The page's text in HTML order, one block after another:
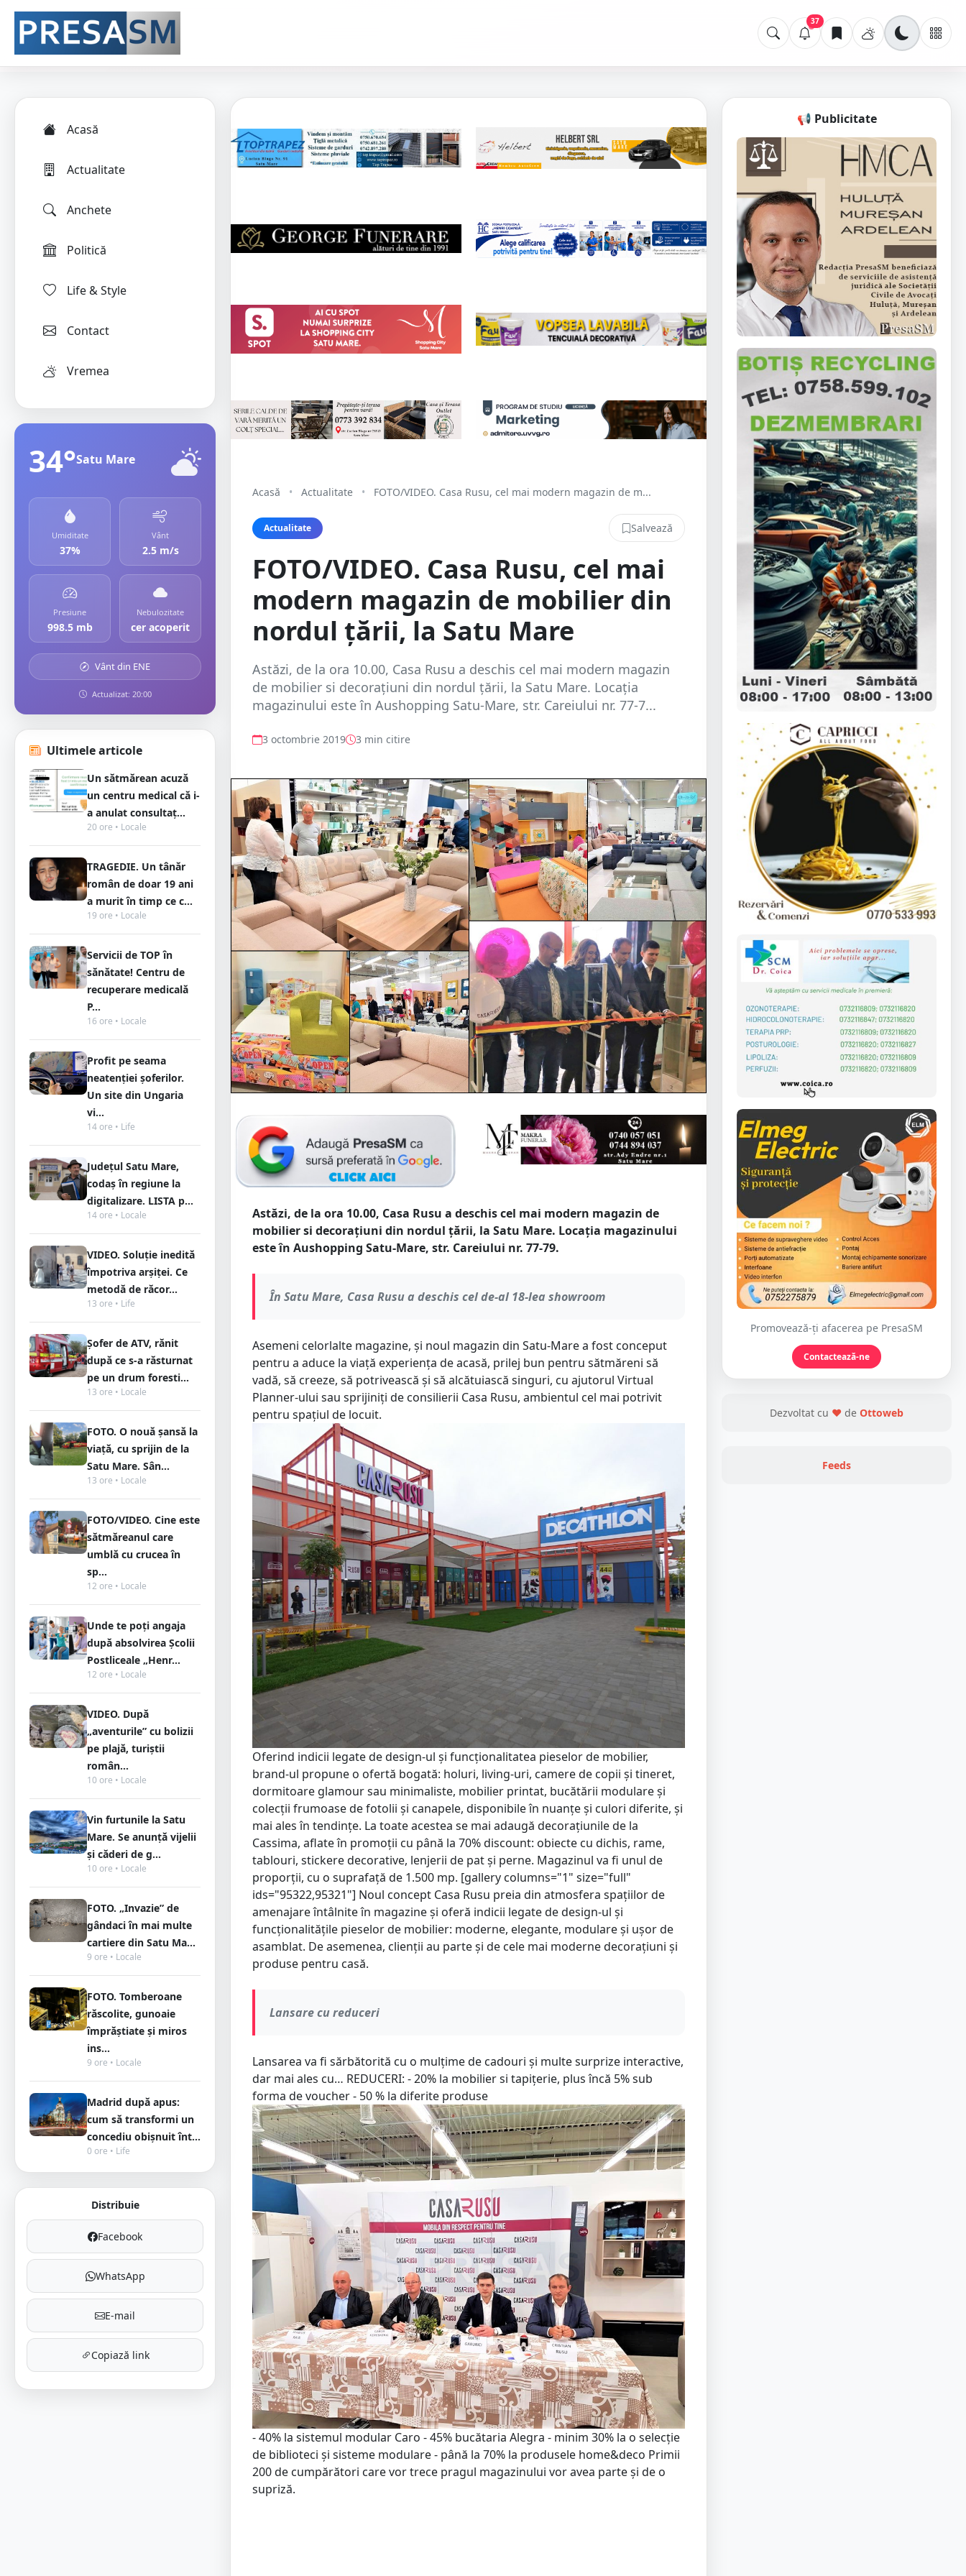
37
Acasă
Actualitate
Anchete
Politică
Life & Style
Contact
Vremea
34°Satu Mare
Umiditate
37%
Vânt
2.5 m/s
Presiune
998.5 mb
Nebulozitate
cer acoperit
Vânt din ENE
Actualizat: 20:00
Ultimele articole
Un sătmărean acuză
un centru medical că i-
a anulat consultaț...
20 ore • Locale
TRAGEDIE. Un tânăr
român de doar 19 ani
a murit în timp ce c...
19 ore • Locale
Servicii de TOP în
sănătate! Centru de
recuperare medicală
P...
16 ore • Locale
Profit pe seama
neatenției șoferilor.
Un site din Ungaria
vi...
14 ore • Life
Județul Satu Mare,
codaș în regiune la
digitalizare. LISTA p...
14 ore • Locale
VIDEO. Soluție inedită
împotriva arșiței. Ce
metodă de răcor...
13 ore • Life
Șofer de ATV, rănit
după ce s-a răsturnat
pe un drum foresti...
13 ore • Locale
FOTO. O nouă șansă la
viață, cu sprijin de la
Satu Mare. Sân...
13 ore • Locale
FOTO/VIDEO. Cine este
sătmăreanul care
umblă cu crucea în
sp...
12 ore • Locale
Unde te poți angaja
după absolvirea Școlii
Postliceale „Henr...
12 ore • Locale
VIDEO. După
„aventurile” cu bolizii
pe plajă, turiștii
român...
10 ore • Locale
Vin furtunile la Satu
Mare. Se anunță vijelii
și căderi de g...
10 ore • Locale
FOTO. „Invazie” de
gândaci în mai multe
cartiere din Satu Ma...
9 ore • Locale
FOTO. Tomberoane
răscolite, gunoaie
împrăștiate și miros
ins...
9 ore • Locale
Madrid după apus:
cum să transformi un
concediu obișnuit înt...
0 ore • Life
Distribuie
Facebook
WhatsApp
E-mail
Copiază link
Acasă • Actualitate • FOTO/VIDEO. Casa Rusu, cel mai modern magazin de m...
Actualitate Salvează
FOTO/VIDEO. Casa Rusu, cel mai
modern magazin de mobilier din
nordul țării, la Satu Mare
Astăzi, de la ora 10.00, Casa Rusu a deschis cel mai modern magazin
de mobilier si decorațiuni din nordul țării, la Satu Mare. Locația
magazinului este în Aushopping Satu-Mare, str. Careiului nr. 77-7...
3 octombrie 2019 3 min citire
Astăzi, de la ora 10.00, Casa Rusu a deschis cel mai modern magazin de
mobilier si decorațiuni din nordul țării, la Satu Mare. Locația magazinului
este în Aushopping Satu-Mare, str. Careiului nr. 77-79.
În Satu Mare, Casa Rusu a deschis cel de-al 18-lea showroom
Asemeni celorlalte magazine, și noul magazin din Satu-Mare a fost conceput
pentru a aduce la viață experiența de acasă, prilej bun pentru sătmăreni să
vadă, să creeze, să potrivească și să alcătuiască singuri, cu ajutorul Virtual
Planner-ului sau sprijiniți de consilierii Casa Rusu, ambientul cel mai potrivit
pentru spațiul de locuit.
Oferind indicii legate de design-ul și funcționalitatea pieselor de mobilier,
brand-ul propune o ofertă bogată: holuri, living-uri, camere de copii și tineret,
dormitoare glamour sau minimaliste, mobilier printat, bucătării modulare și
colecții frumoase de fotolii și canapele, disponibile în nuanțe și culori diferite, și
mai ales în tendințe. La toate acestea se mai adaugă decorațiunile de la
Cassima, aflate în promoții cu până la 70% discount: obiecte cu dichis, rame,
tablouri, stickere decorative, lenjerii de pat și perne. Magazinul va fi unul de
proporții, cu o suprafață de 1.500 mp. [gallery columns="1" size="full"
ids="95322,95321"] Noul concept Casa Rusu preia din atmosfera spațiilor de
amenajare întâlnite în magazine și oferă indicii legate de design-ul și
funcționalitățile pieselor de mobilier: moderne, elegante, modulare și ușor de
asamblat. De asemenea, clienții au parte și de cele mai moderne decorațiuni și
produse pentru casă.
Lansare cu reduceri
Lansarea va fi sărbătorită cu o mulțime de cadouri și multe surprize interactive,
dar mai ales cu… REDUCERI: - 20% la mobilier si tapițerie, plus încă 5% sub
forma de voucher - 50 % la diferite produse
- 40% la sistemul modular Caro - 45% bucătaria Alegra - minim 30% la o selecție
de biblioteci și sisteme modulare - până la 70% la produsele home&deco Primii
200 de cumpărători care vor trece pragul magazinului vor avea parte și de o
supriză.
📢 Publicitate
Promovează-ți afacerea pe PresaSM
Contactează-ne
Dezvoltat cu ❤ de Ottoweb
Feeds